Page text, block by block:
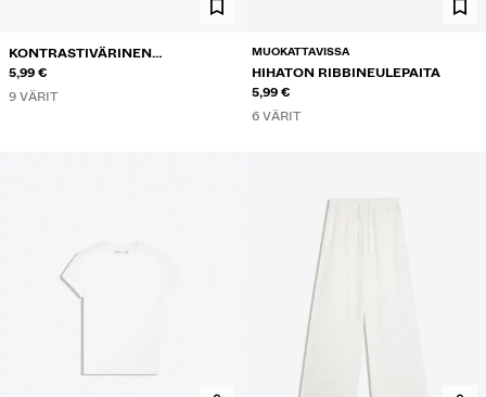
KONTRASTIVÄRINEN
NARUTOPPI
5,99 €
9 VÄRIT
MUOKATTAVISSA
HIHATON RIBBINEULEPAITA
5,99 €
6 VÄRIT